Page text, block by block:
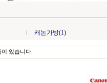
캐논가방(1)
있습니다.